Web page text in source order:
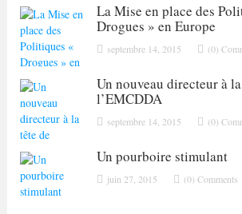
La Mise en place des
Drogues » en Europe
septembre 14, 2015 (0)
Un nouveau directeur à
l’EMCDDA
septembre 14, 2015 (0)
Un pourboire stimulant
juin 27, 2015 (0) Comments